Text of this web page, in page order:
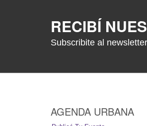
RECIBÍ
Subscribite al
AGENDA URBANA